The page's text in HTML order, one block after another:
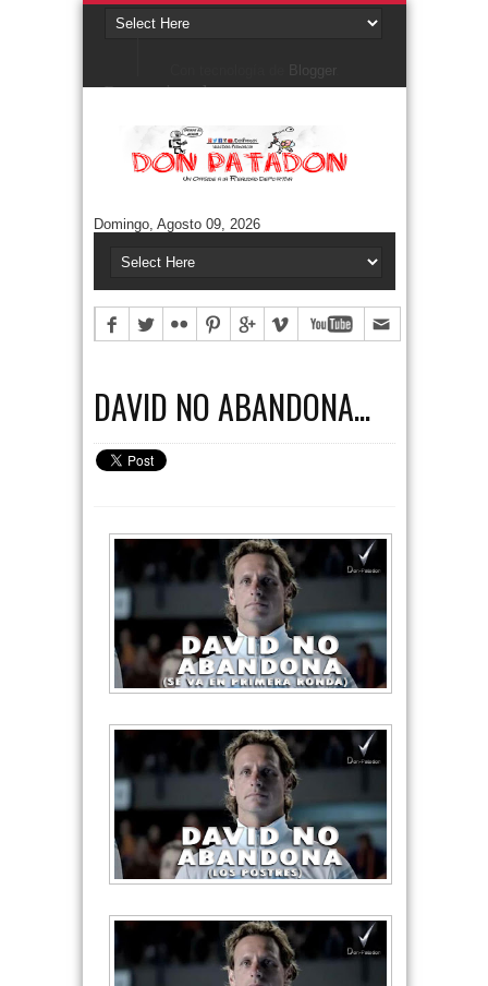
Blogger
Denunciar abuso
Cuentos/ Frases y más
CUENTOS DE FÚTBOL
NIEMBRO
Aguántanos en Twitter
Tweets by DonPatadon
Pages
Domingo, Agosto 09, 2026
DAVID NO ABANDONA...